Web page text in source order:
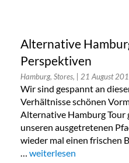
Alternative
Perspektiven
Hamburg, Stores, | 21 August
Wir sind gespannt an
Verhältnisse schönen
Alternative Hamburg Tour
unseren ausgetretenen
wieder mal einen frischen
… „Alternative Hamburg:
weiterlesen